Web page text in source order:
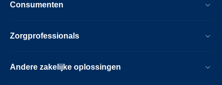
Consumenten
Zorgprofessionals
Andere zakelijke oplossingen